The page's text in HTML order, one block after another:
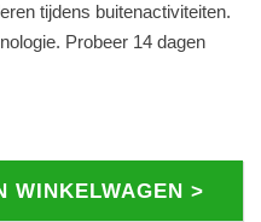
tijdens buitenactiviteiten.
Probeer 14 dagen
WINKELWAGEN >